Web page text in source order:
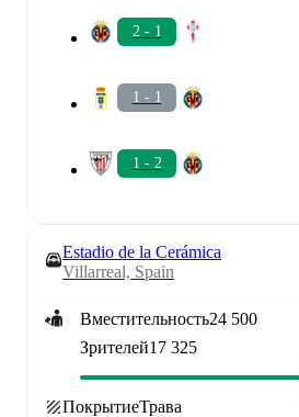
2 - 1
1 - 1
1 - 2
Estadio de la Cerámica
Villarreal, Spain
Вместительность24 500
Зрителей17 325
ПокрытиеТрава